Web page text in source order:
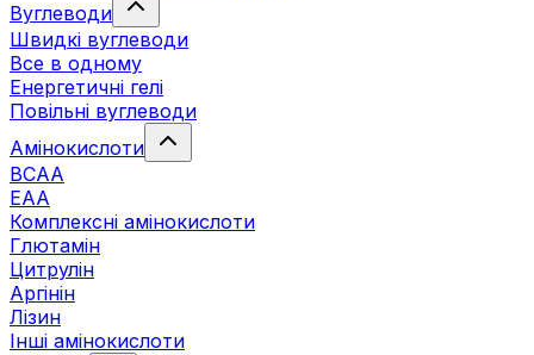
Вуглеводи
Швидкі вуглеводи
Все в одному
Енергетичні гелі
Повільні вуглеводи
Амінокислоти
BCAA
EAA
Комплексні амінокислоти
Глютамін
Цитрулін
Аргінін
Лізин
Інші амінокислоти